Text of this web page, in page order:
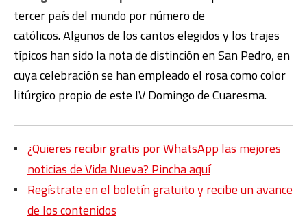
tercer país del mundo por número de
católicos. Algunos de los cantos elegidos y los trajes
típicos han sido la nota de distinción en San Pedro, en
cuya celebración se han empleado el rosa como color
litúrgico propio de este IV Domingo de Cuaresma.
¿Quieres recibir gratis por WhatsApp las mejores
noticias de Vida Nueva? Pincha aquí
Regístrate en el boletín gratuito y recibe un avance
de los contenidos